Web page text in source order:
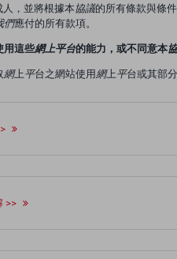
人，並將根據本 協議的所有條款與條
們應付的所有款項。
用這些網上平台的能力，或不同意本
網上平台之網站使用網上平台或其部
>>